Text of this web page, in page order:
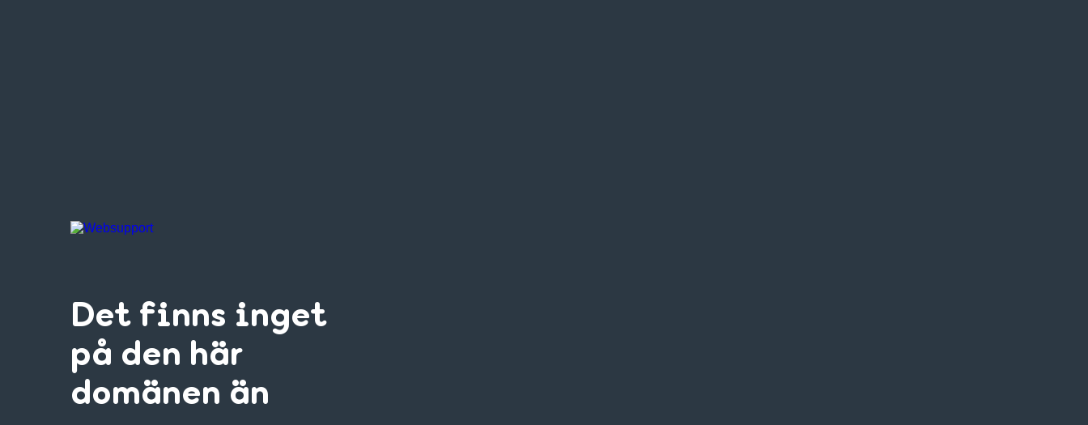
Det finns inget
på den här
domänen än